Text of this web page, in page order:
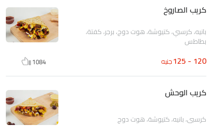
كريب الصاروخ
بانيه، كرسبي، كتيوشة، هوت دوج، برجر، كفتة،
بطاطس
120 - 125 جنيه 1084
كريب الوحش
كرسبي، بانيه، كتيوشة، هوت دوج